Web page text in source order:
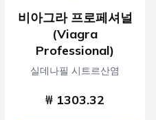
비아그라 프로페셔널
(Viagra
Professional)
실데나필 시트르산염
₩ 1303.32